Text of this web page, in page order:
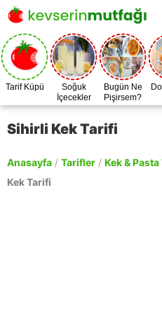
Tarif Küpü
Soğuk
İçecekler
Bugün Ne
Pişirsem?
Sihirli Kek Tarifi
Anasayfa / Tarifler / Kek &
Kek Tarifi